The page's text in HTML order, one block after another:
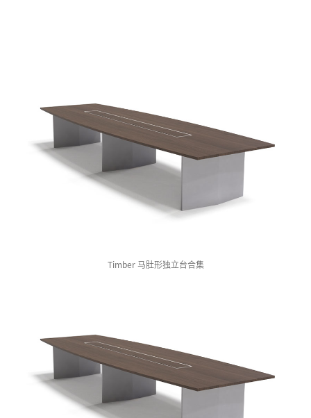
Timber 马肚形独立台合集